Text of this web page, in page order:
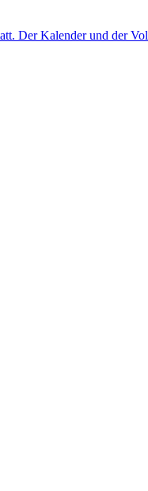
Der Kalender und der